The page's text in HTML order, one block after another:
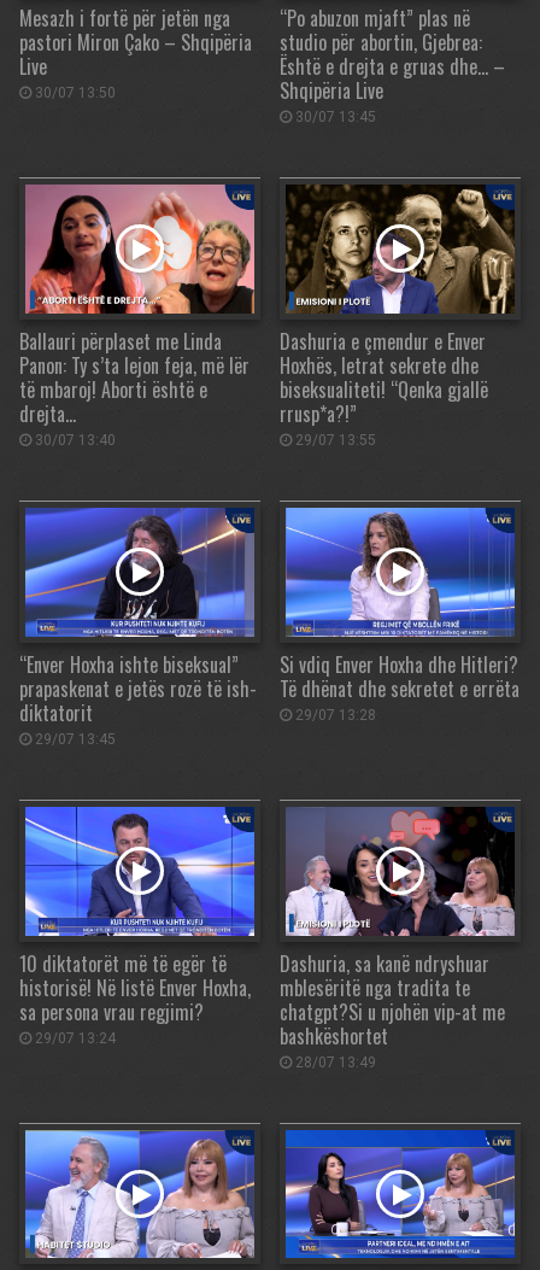
Mesazh i fortë për jetën nga
pastori Miron Çako – Shqipëria
Live
30/07 13:50
“Po abuzon mjaft” plas në
studio për abortin, Gjebrea:
Është e drejta e gruas dhe… –
Shqipëria Live
30/07 13:45
Ballauri përplaset me Linda
Panon: Ty s’ta lejon feja, më lër
të mbaroj! Aborti është e
drejta…
30/07 13:40
Dashuria e çmendur e Enver
Hoxhës, letrat sekrete dhe
biseksualiteti! “Qenka gjallë
rrusp*a?!”
29/07 13:55
“Enver Hoxha ishte biseksual”
prapaskenat e jetës rozë të ish-
diktatorit
29/07 13:45
Si vdiq Enver Hoxha dhe Hitleri?
Të dhënat dhe sekretet e errëta
29/07 13:28
10 diktatorët më të egër të
historisë! Në listë Enver Hoxha,
sa persona vrau regjimi?
29/07 13:24
Dashuria, sa kanë ndryshuar
mblesëritë nga tradita te
chatgpt?Si u njohën vip-at me
bashkëshortet
28/07 13:49